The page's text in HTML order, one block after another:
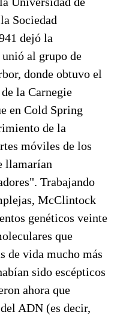
Sociedad
dejó la
al grupo de
donde obtuvo el
la Carnegie
en Cold Spring
de la
móviles de los
llamarían
Trabajando
McClintock
genéticos veinte
que
de vida mucho más
sido escépticos
ahora que
ADN (es decir,